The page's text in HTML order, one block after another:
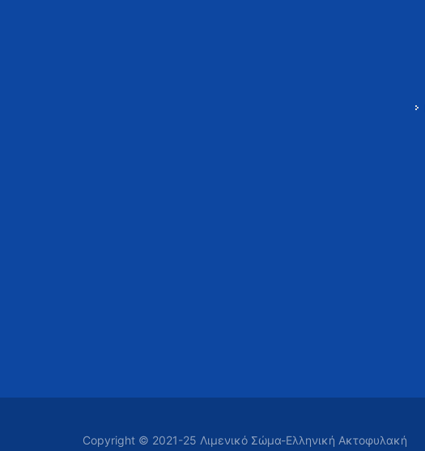
Copyright © 2021-25 Λιμενικό Σώμα-Ελληνική Ακτοφυλακή